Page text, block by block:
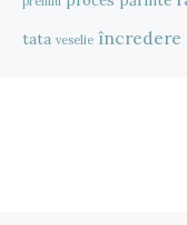
tata veselie încredere